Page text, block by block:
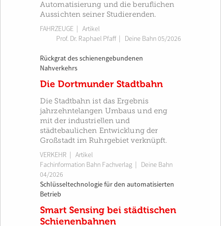
Automatisierung und die beruflichen
Aussichten seiner Studierenden.
FAHRZEUGE | Artikel
Prof. Dr. Raphael Pfaff| Deine Bahn 05/2026
Rückgrat des schienengebundenen
Nahverkehrs
Die Dortmunder Stadtbahn
Die Stadtbahn ist das Ergebnis
jahrzehntelangen Umbaus und eng
mit der industriellen und
städtebaulichen Entwicklung der
Großstadt im Ruhrgebiet verknüpft.
VERKEHR | Artikel
Fachinformation Bahn Fachverlag
Deine Bahn
04/2026
Schlüsseltechnologie für den automatisierten
Betrieb
Smart Sensing bei städtischen
Schienenbahnen